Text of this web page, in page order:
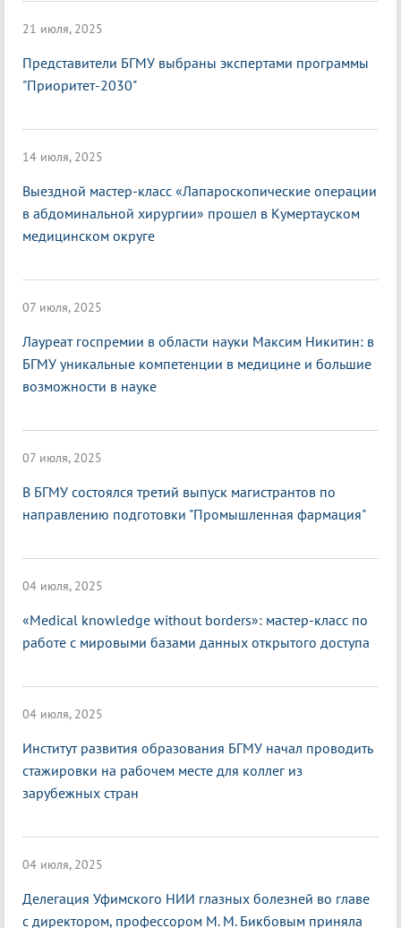
21 июля, 2025
Представители БГМУ выбраны экспертами программы
"Приоритет-2030"
14 июля, 2025
Выездной мастер-класс «Лапароскопические операции
в абдоминальной хирургии» прошел в Кумертауском
медицинском округе
07 июля, 2025
Лауреат госпремии в области науки Максим Никитин: в
БГМУ уникальные компетенции в медицине и большие
возможности в науке
07 июля, 2025
В БГМУ состоялся третий выпуск магистрантов по
направлению подготовки "Промышленная фармация"
04 июля, 2025
«Medical knowledge without borders»: мастер-класс по
работе с мировыми базами данных открытого доступа
04 июля, 2025
Институт развития образования БГМУ начал проводить
стажировки на рабочем месте для коллег из
зарубежных стран
04 июля, 2025
Делегация Уфимского НИИ глазных болезней во главе
с директором, профессором М. М. Бикбовым приняла